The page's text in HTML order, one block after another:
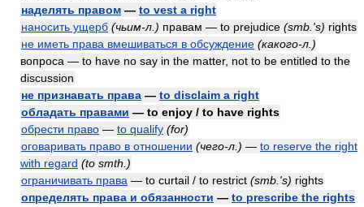
наделять правом — to vest a right
наносить ущерб (чьим-л.) правам — to prejudice (smb.'s) rights
не иметь права вмешиваться в обсуждение (какого-л.)
вопроса — to have no say in the matter, not to be entitled to the
discussion
не признавать права — to disclaim a right
обладать правами — to enjoy / to have rights
обрести право — to qualify (for)
оговаривать право в отношении (чего-л.) — to reserve the right
with regard (to smth.)
ограничивать права — to curtail / to restrict (smb.'s) rights
определять права и обязанности — to prescribe the rights